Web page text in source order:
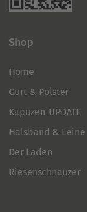
Shop
Home
Gurt & Polster
Kapuzen-UPDATE
Halsband & Leine
Der Laden
Riesenschnauzer